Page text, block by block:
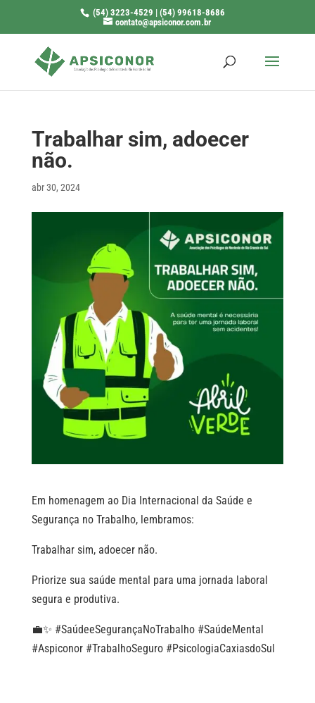
(54) 3223-4529 | (54) 99618-8686
contato@apsiconor.com.br
Trabalhar sim, adoecer
não.
abr 30, 2024
Em homenagem ao Dia Internacional da Saúde e
Segurança no Trabalho, lembramos:
Trabalhar sim, adoecer não.
Priorize sua saúde mental para uma jornada laboral
segura e produtiva.
💼✨ #SaúdeeSegurançaNoTrabalho #SaúdeMental
#Aspiconor #TrabalhoSeguro #PsicologiaCaxiasdoSul